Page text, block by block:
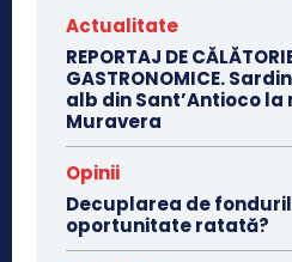
Actualitate
REPORTAJ DE
GASTRONOMICE.
alb din Sant’Antioco
Muravera
Opinii
Decuplarea de
oportunitate ratată?